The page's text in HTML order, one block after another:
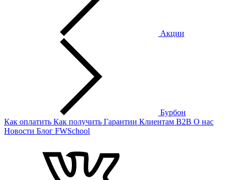
Акции
Бурбон
Как оплатить Как получить Гарантии Клиентам B2B О нас
Новости Блог FWSchool